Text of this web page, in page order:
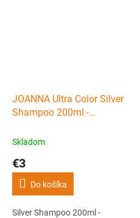
JOANNA Ultra Color Silver
Shampoo 200ml -
studenú blond
Skladom
€3
Do košíka
Silver Shampoo 200ml -